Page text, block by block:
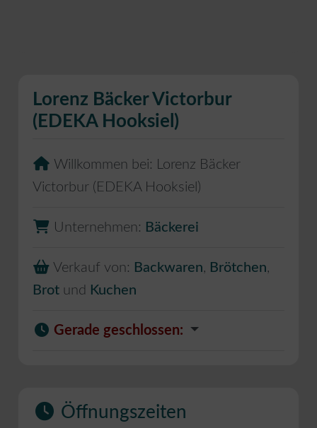
Lorenz Bäcker Victorbur
(EDEKA Hooksiel)
Willkommen bei:
Lorenz Bäcker
Victorbur (EDEKA Hooksiel)
Unternehmen: Bäckerei
Verkauf von: Backwaren, Brötchen,
Brot und Kuchen
Gerade geschlossen:
Öffnungszeiten